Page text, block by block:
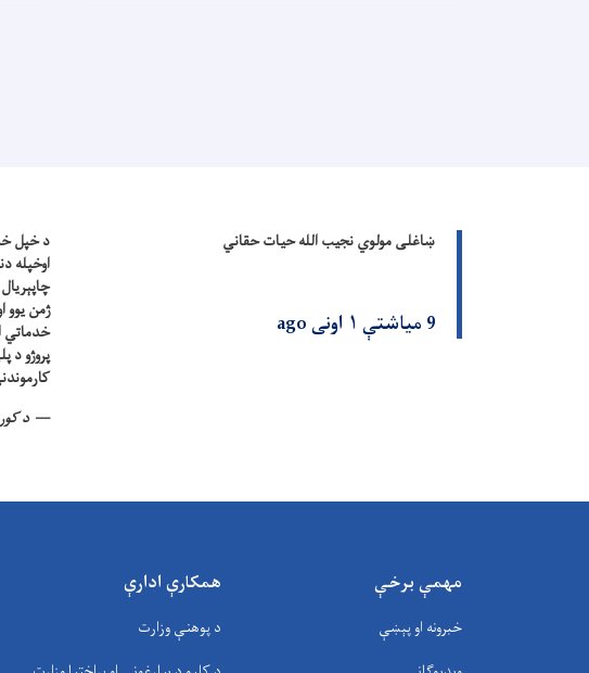
ښاغلی مولوي نجیب الله حیات حقاني
9 میاشتې ۱ اونی ago
د خپل
اوخپله
ژمن یوو
خدماتي
پروژو د
د
مهمې برخې
خبرونه او پېښې
همکارې ادارې
د پوهنې وزارت